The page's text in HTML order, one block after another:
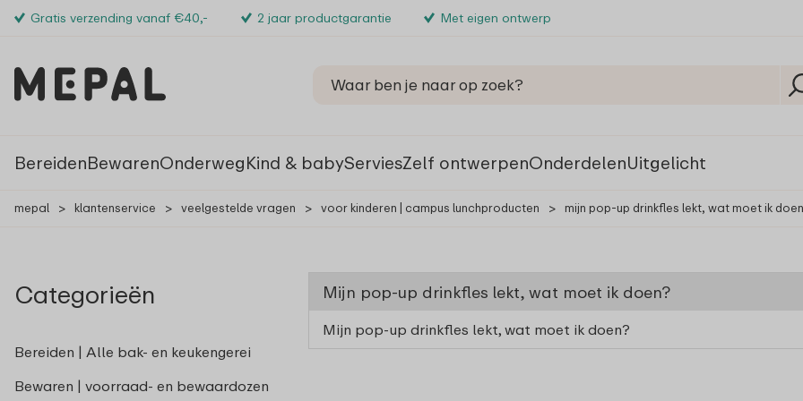
Gratis verzending vanaf €40,- 2 jaar productgarantie Met eigen ontwerp
BereidenBewarenOnderwegKind & babyServiesZelf ontwerpenOnderdelenUitgelicht
mepal > klantenservice > veelgestelde vragen > voor kinderen | campus lunchproducten > mijn pop-up drinkfles lekt, wat moet ik
Categorieën
Bereiden | Alle bak- en keukengerei
Bewaren | voorraad- en bewaardozen
Mijn pop-up drinkfles lekt, wat moet ik doen?
Mijn pop-up drinkfles lekt, wat moet ik doen?